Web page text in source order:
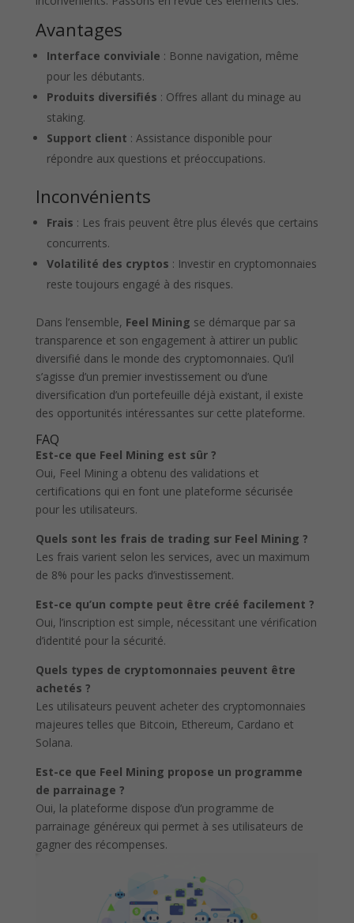
Avantages
Interface conviviale : Bonne navigation, même
pour les débutants.
Produits diversifiés : Offres allant du minage au
staking.
Support client : Assistance disponible pour
répondre aux questions et préoccupations.
Inconvénients
Frais : Les frais peuvent être plus élevés que certains
concurrents.
Volatilité des cryptos : Investir en cryptomonnaies
reste toujours engagé à des risques.
Dans l’ensemble, Feel Mining se démarque par sa
transparence et son engagement à attirer un public
diversifié dans le monde des cryptomonnaies. Qu’il
s’agisse d’un premier investissement ou d’une
diversification d’un portefeuille déjà existant, il existe
des opportunités intéressantes sur cette plateforme.
FAQ
Est-ce que Feel Mining est sûr ?
Oui, Feel Mining a obtenu des validations et
certifications qui en font une plateforme sécurisée
pour les utilisateurs.
Quels sont les frais de trading sur Feel Mining ?
Les frais varient selon les services, avec un maximum
de 8% pour les packs d’investissement.
Est-ce qu’un compte peut être créé facilement ?
Oui, l’inscription est simple, nécessitant une vérification
d’identité pour la sécurité.
Quels types de cryptomonnaies peuvent être
achetés ?
Les utilisateurs peuvent acheter des cryptomonnaies
majeures telles que Bitcoin, Ethereum, Cardano et
Solana.
Est-ce que Feel Mining propose un programme
de parrainage ?
Oui, la plateforme dispose d’un programme de
parrainage généreux qui permet à ses utilisateurs de
gagner des récompenses.